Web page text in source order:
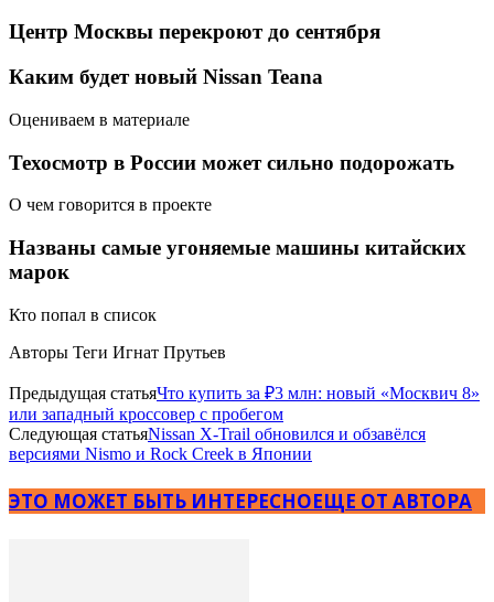
Центр Москвы перекроют до сентября
Каким будет новый Nissan Teana
Оцениваем в материале
Техосмотр в России может сильно подорожать
О чем говорится в проекте
Названы самые угоняемые машины китайских
марок
Кто попал в список
Авторы Теги Игнат Прутьев
Предыдущая статьяЧто купить за ₽3 млн: новый «Москвич 8»
или западный кроссовер с пробегом
Следующая статьяNissan X-Trail обновился и обзавёлся
версиями Nismo и Rock Creek в Японии
ЭТО МОЖЕТ БЫТЬ ИНТЕРЕСНОЕЩЕ ОТ АВТОРА